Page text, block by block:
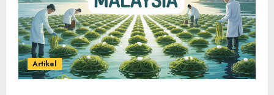
Artikel